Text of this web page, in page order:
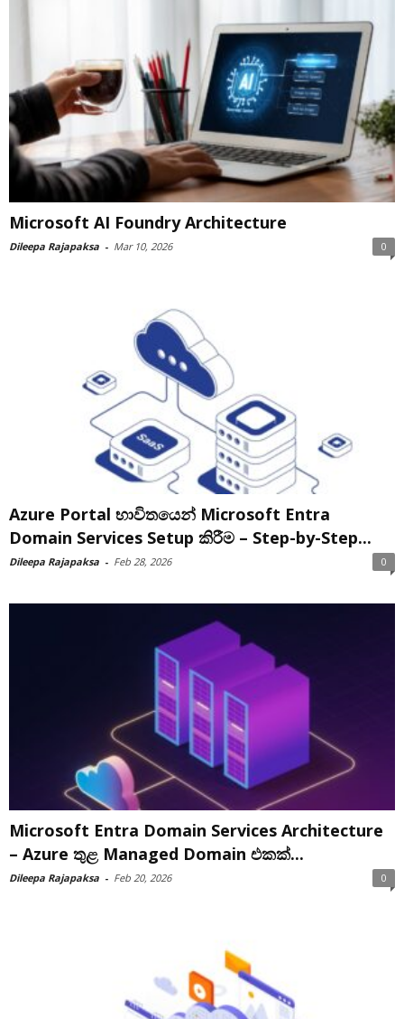
Microsoft AI Foundry Architecture
Dileepa Rajapaksa - Mar 10, 2026 0
Azure Portal භාවිතයෙන් Microsoft Entra
Domain Services Setup කිරීම – Step-by-Step...
Dileepa Rajapaksa - Feb 28, 2026 0
Microsoft Entra Domain Services Architecture
– Azure තුළ Managed Domain එකක්...
Dileepa Rajapaksa - Feb 20, 2026 0